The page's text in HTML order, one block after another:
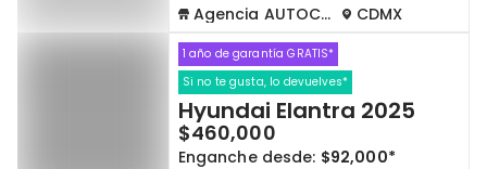
Agencia AUTOCOM
CDMX
1 año de garantía GRATIS*
Si no te gusta, lo devuelves*
Hyundai Elantra 2025
$460,000
Enganche desde: $92,000*